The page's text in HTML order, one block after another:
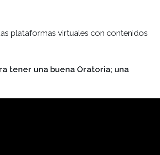
plataformas virtuales con contenidos
tener una buena Oratoria; una